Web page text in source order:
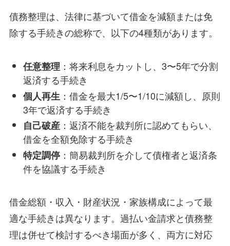
債務整理は、法律に基づいて借金を減額または免
除する手続きの総称で、以下の4種類があります。
任意整理 ：将来利息をカットし、3〜5年で分割
返済する手続き
個人再生 ：借金を最大1/5〜1/10に減額し、原則
3年で返済する手続き
自己破産：返済不能を裁判所に認めてもらい、
借金を全額免除する手続き
特定調停：簡易裁判所を介して債権者と返済条
件を協議する手続き
借金総額・収入・財産状況・家族構成によって最
適な手続きは異なります。過払い金請求と債務整
理は併せて検討するべき場面が多く、両方に対応